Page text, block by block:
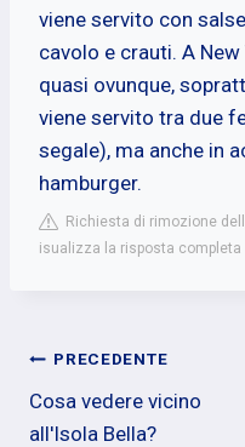
viene servito con
cavolo e crauti. A
quasi ovunque,
viene servito tra due
segale), ma anche in
hamburger.
Richiesta di rimozione
isualizza la risposta completa
Navigazione
articoli
PRECEDENTE
Cosa vedere vicino
all'Isola Bella?